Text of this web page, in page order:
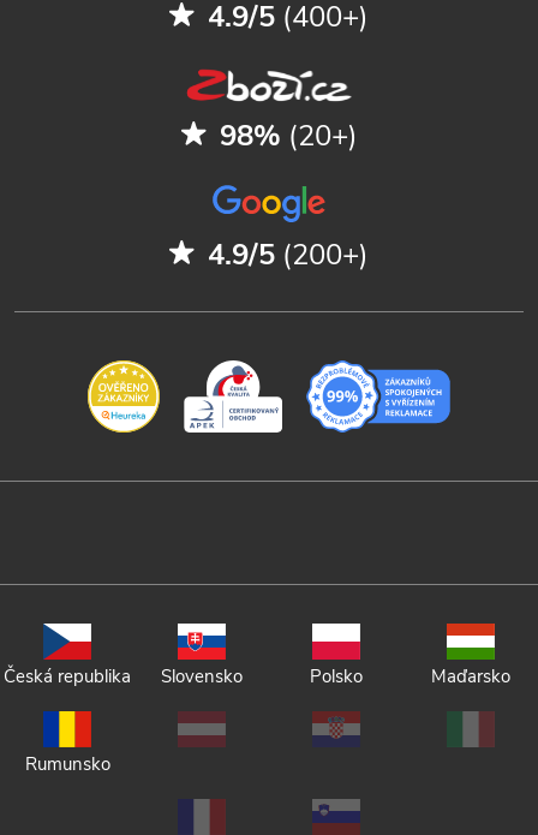
4.9/5 (400+)
98% (20+)
4.9/5 (200+)
Česká republika Slovensko Polsko Maďarsko
Rumunsko